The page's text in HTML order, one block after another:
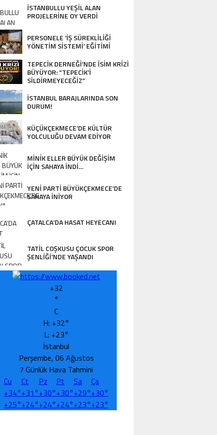
DESTEK…
İSTANBULLU YEŞİL ALAN
PROJELERİNE OY VERDİ
PERSONELE ‘İŞ SÜREKLİLİĞİ
YÖNETİM SİSTEMİ’ EĞİTİMİ
TEPECİK DERNEĞİ’NDE İSİM KRİZİ
BÜYÜYOR: “TEPECİK’İ
SİLDİRMEYECEĞİZ”
İSTANBUL BARAJLARINDA SON
DURUM!
KÜÇÜKÇEKMECE’DE KÜLTÜR
YOLCULUĞU DEVAM EDİYOR
MİNİK ELLER BÜYÜK DEĞİŞİM
İÇİN SAHAYA İNDİ…
YENİ PARTİ BÜYÜKÇEKMECE’DE
SAHAYA İNİYOR
ÇATALCA’DA HASAT HEYECANI
TATİL COŞKUSU ÇOCUK SPOR
ŞENLİĞİ’NDE YAŞANDI
+32
°
C
H: +32°
L: +23°
İstanbul
Perşembe, 06 Ağustos
7 Günlük Hava Tahmini
Cu
Ct Pz Pt Sa
Ça
+34°+31°+30°+30°+29°+30°
+25°+24°+24°+24°+23°+23°